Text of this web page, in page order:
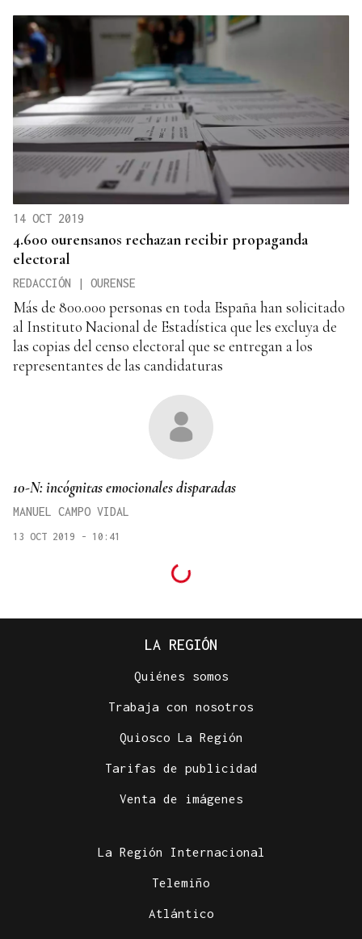
14 OCT 2019
4.600 ourensanos rechazan recibir propaganda
electoral
REDACCIÓN | OURENSE
Más de 800.000 personas en toda España han solicitado
al Instituto Nacional de Estadística que les excluya de
las copias del censo electoral que se entregan a los
representantes de las candidaturas
10-N: incógnitas emocionales disparadas
MANUEL CAMPO VIDAL
13 OCT 2019 - 10:41
LA REGIÓN
Quiénes somos
Trabaja con nosotros
Quiosco La Región
Tarifas de publicidad
Venta de imágenes
La Región Internacional
Telemiño
Atlántico